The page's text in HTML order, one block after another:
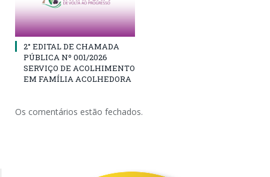
2° EDITAL DE CHAMADA
PÚBLICA Nº 001/2026
SERVIÇO DE ACOLHIMENTO
EM FAMÍLIA ACOLHEDORA
Os comentários estão fechados.